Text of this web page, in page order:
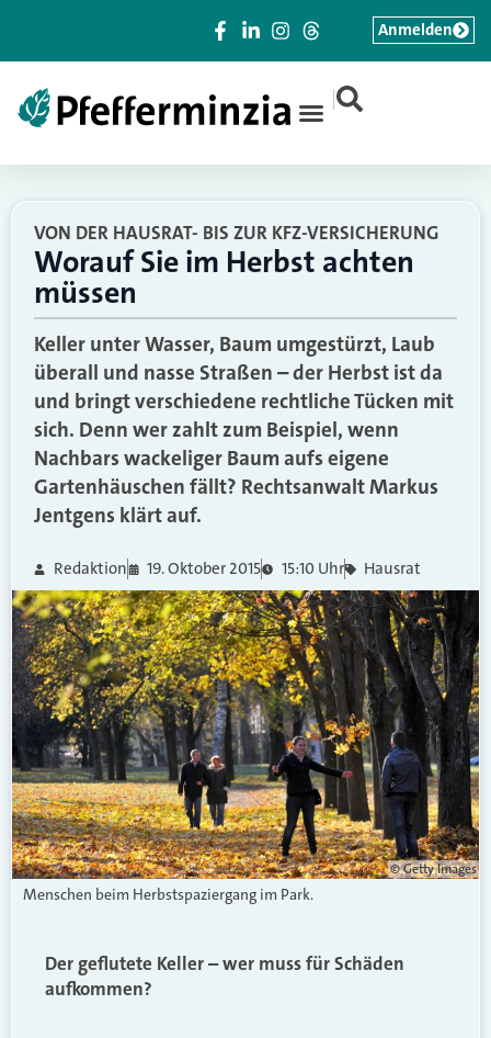
|
Anmelden
VON DER HAUSRAT- BIS ZUR KFZ-VERSICHERUNG
Worauf Sie im Herbst achten
müssen
Keller unter Wasser, Baum umgestürzt, Laub
überall und nasse Straßen – der Herbst ist da
und bringt verschiedene rechtliche Tücken mit
sich. Denn wer zahlt zum Beispiel, wenn
Nachbars wackeliger Baum aufs eigene
Gartenhäuschen fällt? Rechtsanwalt Markus
Jentgens klärt auf.
Redaktion 19. Oktober 2015 15:10 Uhr Hausrat
© Getty Images
Menschen beim Herbstspaziergang im Park.
Der geflutete Keller – wer muss für Schäden
aufkommen?